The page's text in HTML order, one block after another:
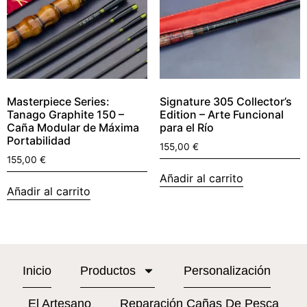
Masterpiece Series:
Tanago Graphite 150 –
Caña Modular de Máxima
Portabilidad
155,00 €
Añadir al carrito
Signature 305 Collector’s
Edition – Arte Funcional
para el Río
155,00 €
Añadir al carrito
Inicio Productos Personalización
El Artesano Reparación Cañas De Pesca